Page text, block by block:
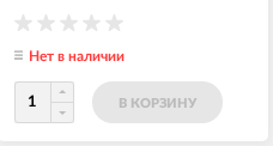
Нет в наличии
В КОРЗИНУ